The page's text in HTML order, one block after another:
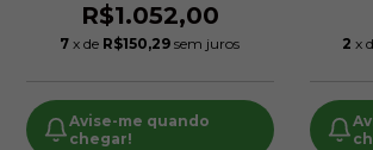
R$1.052,00
7 x de R$150,29 sem juros
Avise-me quando
chegar!
2 x